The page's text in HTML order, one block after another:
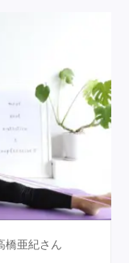
橋亜紀さん